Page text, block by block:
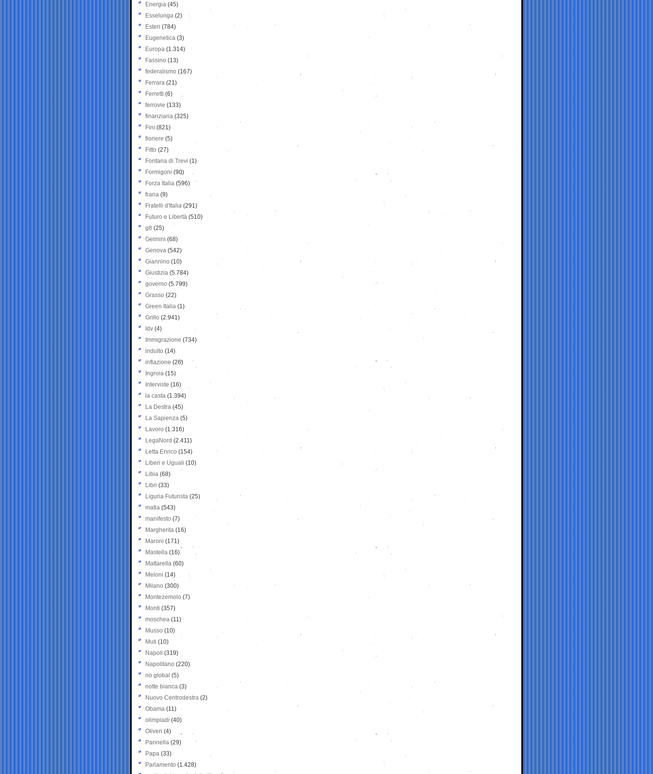
Energia (45)
Esselunga (2)
Esteri (784)
Eugenetica (3)
Europa (1.314)
Fassino (13)
federalismo (167)
Ferrara (21)
Ferretti (6)
ferrovie (133)
finanziaria (325)
Fini (821)
fioriere (5)
Fitto (27)
Fontana di Trevi (1)
Formigoni (90)
Forza Italia (596)
frana (9)
Fratelli d'Italia (291)
Futuro e Libertà (510)
g8 (25)
Gelmini (68)
Genova (542)
Giannino (10)
Giustizia (5.784)
governo (5.799)
Grasso (22)
Green Italia (1)
Grillo (2.941)
Idv (4)
Immigrazione (734)
indulto (14)
inflazione (26)
Ingroia (15)
Interviste (16)
la casta (1.394)
La Destra (45)
La Sapienza (5)
Lavoro (1.316)
LegaNord (2.411)
Letta Enrico (154)
Liberi e Uguali (10)
Libia (68)
Libri (33)
Liguria Futurista (25)
mafia (543)
manifesto (7)
Margherita (16)
Maroni (171)
Mastella (16)
Mattarella (60)
Meloni (14)
Milano (300)
Montezemolo (7)
Monti (357)
moschea (11)
Musso (10)
Muti (10)
Napoli (319)
Napolitano (220)
no global (5)
notte bianca (3)
Nuovo Centrodestra (2)
Obama (11)
olimpiadi (40)
Oliveri (4)
Pannella (29)
Papa (33)
Parlamento (1.428)